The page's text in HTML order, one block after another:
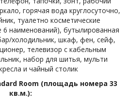
горячая вода круглосуточно,
туалетно косметические
наименований), бутылированная
холодильник, шкаф, фен, сейф,
телевизор с кабельным
набор для шитья, мульти
и чайный столик
Room (площадь номера 33
кв.м.):